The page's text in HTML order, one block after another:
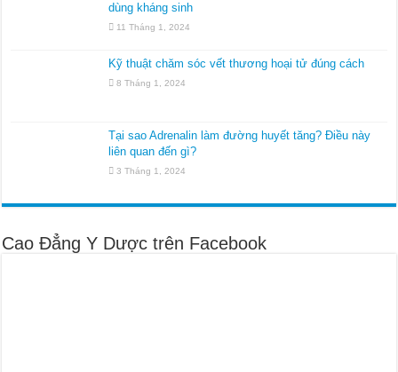
dùng kháng sinh
11 Tháng 1, 2024
Kỹ thuật chăm sóc vết thương hoại tử đúng cách
8 Tháng 1, 2024
Tại sao Adrenalin làm đường huyết tăng? Điều này
liên quan đến gì?
3 Tháng 1, 2024
Cao Đẳng Y Dược trên Facebook